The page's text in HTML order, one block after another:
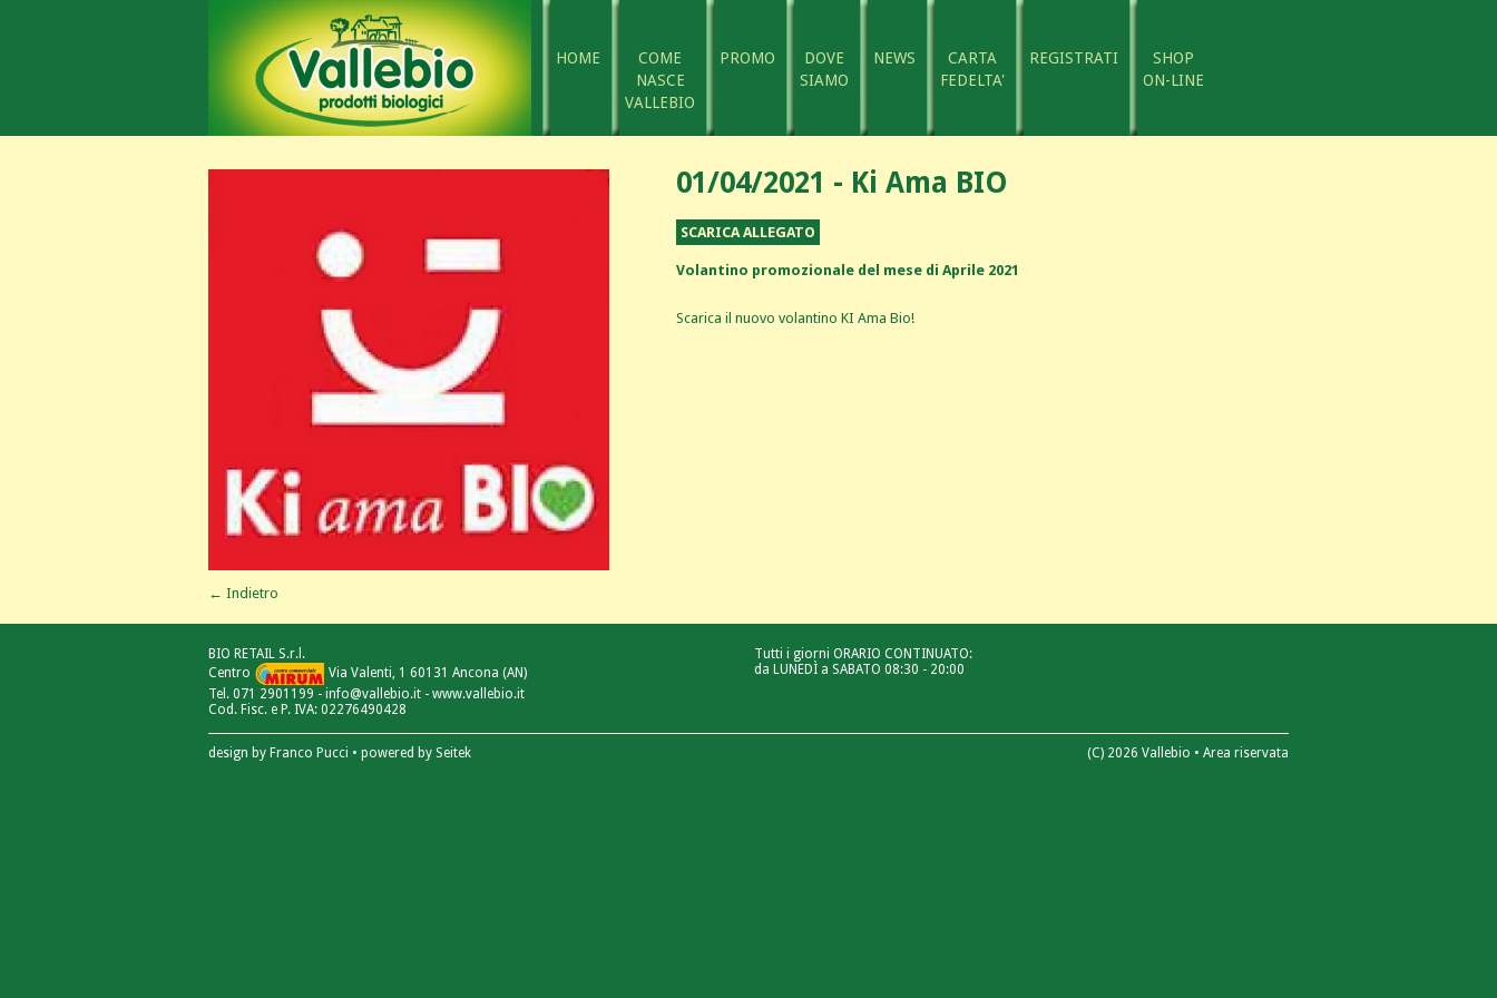
HOME
COME
NASCE
VALLEBIO
PROMO
DOVE
SIAMO
NEWS
CARTA
FEDELTA'
REGISTRATI
SHOP
ON-LINE
01/04/2021 - Ki Ama BIO
SCARICA ALLEGATO
Volantino promozionale del mese di Aprile 2021
Scarica il nuovo volantino KI Ama Bio!
← Indietro
BIO RETAIL S.r.l.
Centro
Via Valenti, 1 60131 Ancona (AN)
Tel. 071 2901199 - info@vallebio.it - www.vallebio.it
Cod. Fisc. e P. IVA: 02276490428
Tutti i giorni ORARIO CONTINUATO:
da LUNEDÌ a SABATO 08:30 - 20:00
(C) 2026 Vallebio • Area riservata
design by Franco Pucci • powered by Seitek